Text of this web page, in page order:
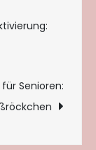
Senioren: